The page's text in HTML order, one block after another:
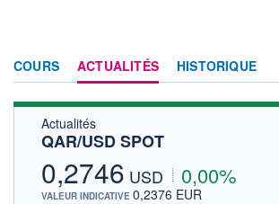
COURS ACTUALITÉS HISTORIQUE
Actualités
QAR/USD SPOT
0,2746 USD 0,00%
VALEUR INDICATIVE 0,2376 EUR